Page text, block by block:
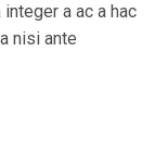
a ac a hac
nisi ante